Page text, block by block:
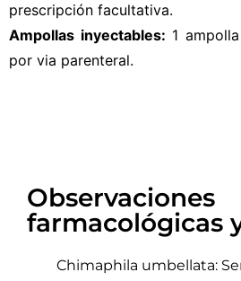
prescripción facultativa.
Ampollas inyectables: 1
por via parenteral.
Observaciones
farmacológicas
Chimaphila umbellata: